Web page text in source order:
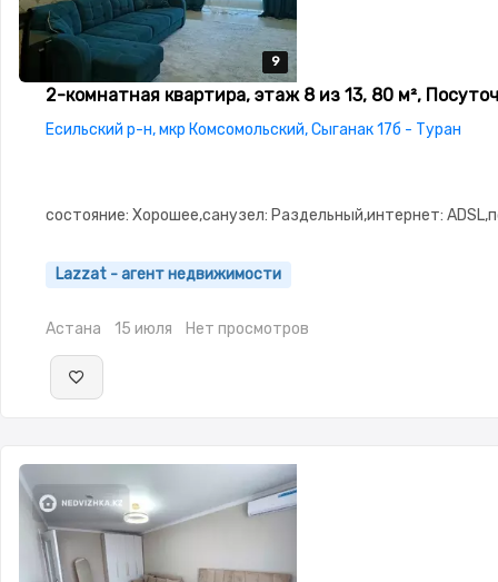
9
9
9
9
9
2-комнатная квартира, этаж 8 из 13, 80 м²,
Есильский р-н, мкр Комсомольский, Сыганак 17б - Туран
состояние: Хорошее,санузел: Раздельный,интернет:
Lazzat - агент недвижимости
Астана 15 июля Нет просмотров